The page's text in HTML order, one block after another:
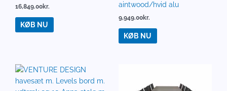
16,849.00kr.
KØB NU
aintwood/hvid alu
9,949.00kr.
KØB NU